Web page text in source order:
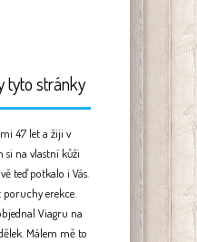
tyto stránky
47 let a žiji v
si na vlastní kůži
teď potkalo i Vás.
poruchy erekce.
Viagru na
Málem mě to